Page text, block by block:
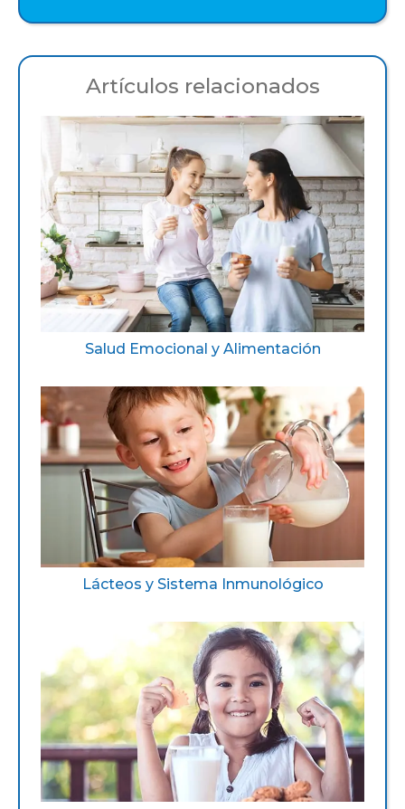
Artículos relacionados
Salud Emocional y Alimentación
Lácteos y Sistema Inmunológico